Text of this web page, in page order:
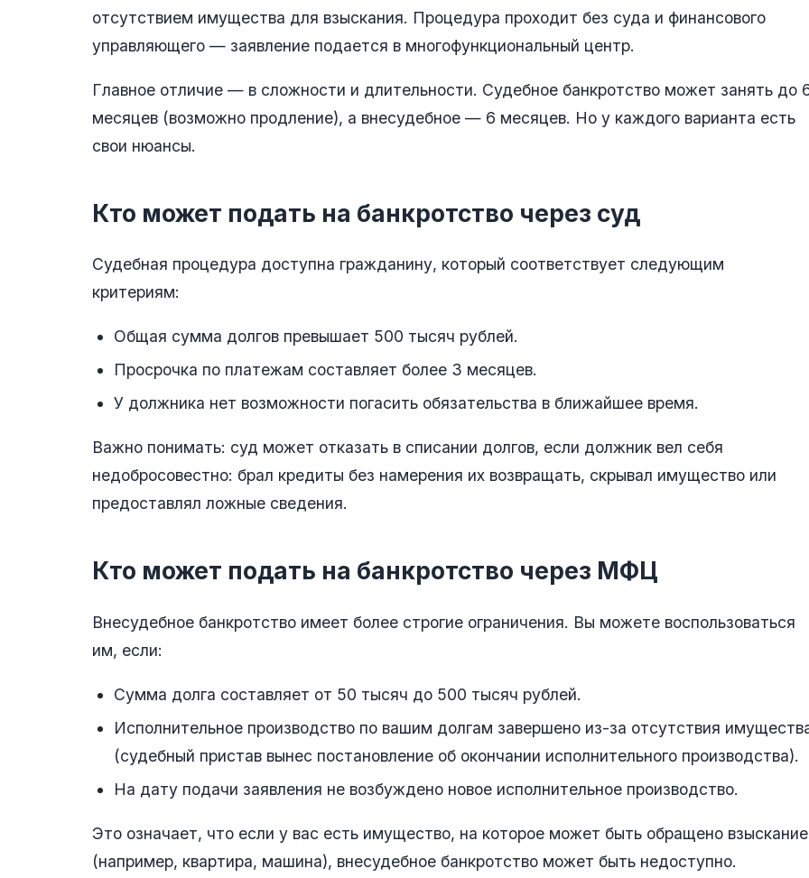
отсутствием имущества для взыскания. Процедура проходит без суда и финансового
управляющего — заявление подается в многофункциональный центр.
Главное отличие — в сложности и длительности. Судебное банкротство может занять до
месяцев (возможно продление), а внесудебное — 6 месяцев. Но у каждого варианта есть
свои нюансы.
Кто может подать на банкротство через суд
Судебная процедура доступна гражданину, который соответствует следующим
критериям:
Общая сумма долгов превышает 500 тысяч рублей.
Просрочка по платежам составляет более 3 месяцев.
У должника нет возможности погасить обязательства в ближайшее время.
Важно понимать: суд может отказать в списании долгов, если должник вел себя
недобросовестно: брал кредиты без намерения их возвращать, скрывал имущество или
предоставлял ложные сведения.
Кто может подать на банкротство через МФЦ
Внесудебное банкротство имеет более строгие ограничения. Вы можете воспользоваться
им, если:
Сумма долга составляет от 50 тысяч до 500 тысяч рублей.
Исполнительное производство по вашим долгам завершено из-за отсутствия
(судебный пристав вынес постановление об окончании исполнительного производства).
На дату подачи заявления не возбуждено новое исполнительное производство.
Это означает, что если у вас есть имущество, на которое может быть обращено взыскание
(например, квартира, машина), внесудебное банкротство может быть недоступно.